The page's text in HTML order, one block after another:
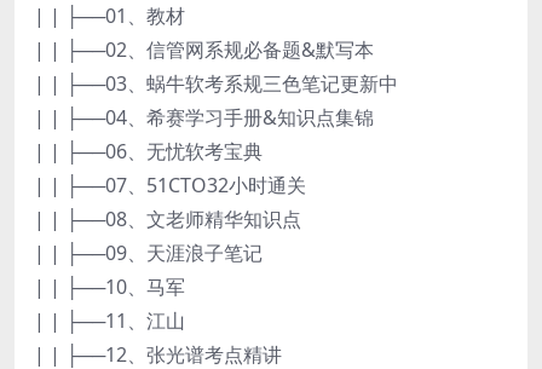
| | ├──01、教材
| | ├──02、信管网系规必备题&默写本
| | ├──03、蜗牛软考系规三色笔记更新中
| | ├──04、希赛学习手册&知识点集锦
| | ├──06、无忧软考宝典
| | ├──07、51CTO32小时通关
| | ├──08、文老师精华知识点
| | ├──09、天涯浪子笔记
| | ├──10、马军
| | ├──11、江山
| | ├──12、张光谱考点精讲